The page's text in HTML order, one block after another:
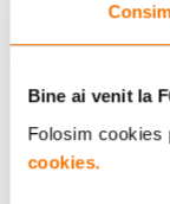
Bine ai venit la
Folosim cookies
cookies.